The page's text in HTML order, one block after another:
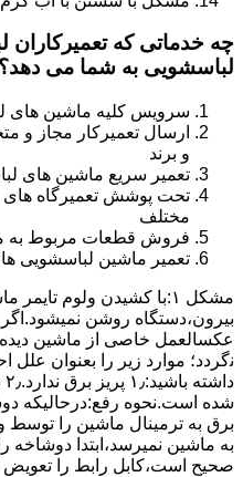
چه خدماتی که تعمیرکاران
لباسشویی به شما می دهد؟
سرویس کلیه ماشین های
ارسال تعمیرکار مجاز
و برند
تعمیر سریع ماشین های
تحت پوشش تعمیرگاه های
مختلف
فروش قطعات مربوط به
تعمیر ماشین لباسشویی
مشکل ۱:ﺑﺎ ﮐﺸﯿﺪن وﻟﻮم
ﺑﯿﺮون،دستگاه روﺷﻦ
عکسالعمل ﺧﺎﺻﯽ از ﻣﺎﺷﯿﻦ
ﻧگردد؛ موارد زیر را بعنوان
ﺷﺪه است.نحوه رفع:درحالیکه
ﺑﺮق ﺑﻪ ﺗﺮﻣﯿﻨﺎل ﻣﺎﺷﯿﻦ را ﺗﻮﺳﻂ
ﺑﻪ ﻣﺎﺷﯿﻦ نمیرسد،اﺑﺘﺪا دوشاخه
ﺻﺤﯿﺢ اﺳﺖ،ﮐﺎﺑﻞ راﺑﻂ را ﺗﻌﻮﯾﺾ